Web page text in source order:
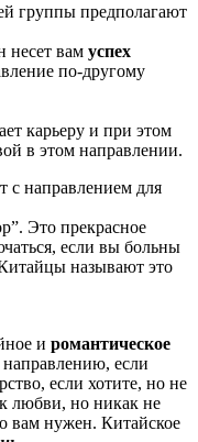
группы предполагают
несет вам успех
по-другому
карьеру и при этом
в этом направлении.
с направлением для
Это прекрасное
если вы больны
называют это
и романтическое
если
если хотите, но не
любви, но никак не
вам нужен. Китайское